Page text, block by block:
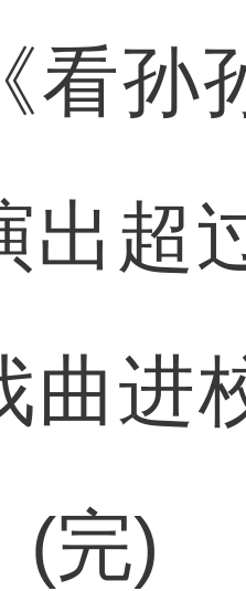
看孙
出超
曲进
(完)